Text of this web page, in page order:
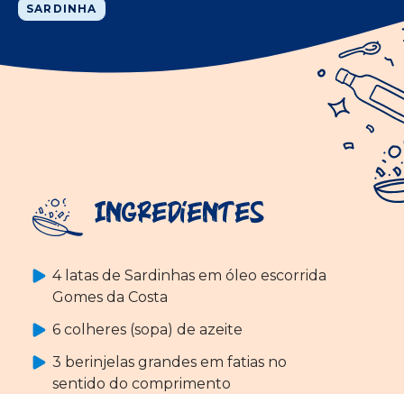
SARDINHA
Ingredientes
4 latas de Sardinhas em óleo escorrida
Gomes da Costa
6 colheres (sopa) de azeite
3 berinjelas grandes em fatias no
sentido do comprimento